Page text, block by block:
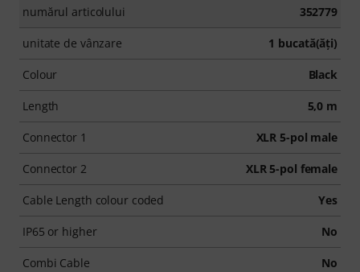
numărul articolului 352779
unitate de vânzare 1 bucată(ăţi)
Colour Black
Length 5,0 m
Connector 1 XLR 5-pol male
Connector 2 XLR 5-pol female
Cable Length colour coded Yes
IP65 or higher No
Combi Cable No